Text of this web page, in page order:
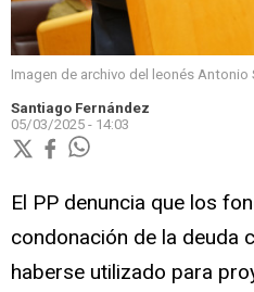
Imagen de archivo del leonés Antonio
Santiago Fernández
05/03/2025 - 14:03
El PP denuncia que los
condonación de la deuda
haberse utilizado para